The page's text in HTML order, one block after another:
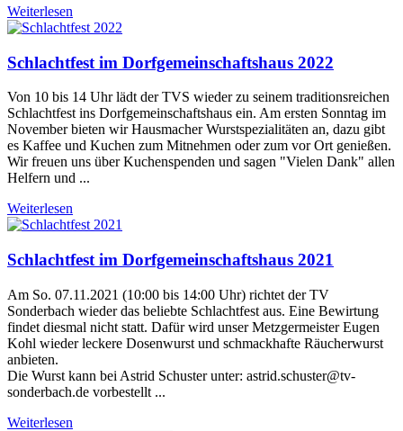
Weiterlesen
Schlachtfest im Dorfgemeinschaftshaus 2022
Von 10 bis 14 Uhr lädt der TVS wieder zu seinem traditionsreichen
Schlachtfest ins Dorfgemeinschaftshaus ein. Am ersten Sonntag im
November bieten wir Hausmacher Wurstspezialitäten an, dazu gibt
es Kaffee und Kuchen zum Mitnehmen oder zum vor Ort genießen.
Wir freuen uns über Kuchenspenden und sagen "Vielen Dank" allen
Helfern und ...
Weiterlesen
Schlachtfest im Dorfgemeinschaftshaus 2021
Am So. 07.11.2021 (10:00 bis 14:00 Uhr) richtet der TV
Sonderbach wieder das beliebte Schlachtfest aus. Eine Bewirtung
findet diesmal nicht statt. Dafür wird unser Metzgermeister Eugen
Kohl wieder leckere Dosenwurst und schmackhafte Räucherwurst
anbieten.
Die Wurst kann bei Astrid Schuster unter: astrid.schuster@tv-
sonderbach.de vorbestellt ...
Weiterlesen